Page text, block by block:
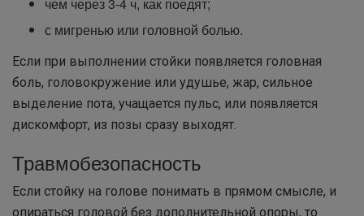
с мигренью или головной болью.
Если при выполнении стойки появляется головная
боль, головокружение или удушье, жар, сильное
выделение пота, учащается пульс, или появляется
дискомфорт, из позы сразу выходят.
Травмобезопасность
Если стойку на голове понимать в прямом смысле, и
опираться головой без дополнительной опоры, то